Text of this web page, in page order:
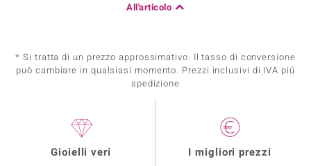
All'articolo
* Si tratta di un prezzo approssimativo. Il tasso di conversione
può cambiare in qualsiasi momento. Prezzi inclusivi di IVA piú
spedizione
Gioielli veri I migliori prezzi